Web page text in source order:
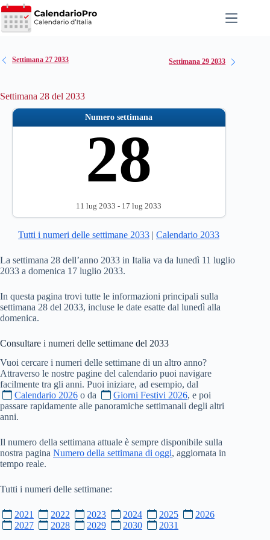
Salta
al
contenuto
Settimana 27 2033 Settimana 29 2033
Settimana 28 del 2033
Numero settimana
28
11 lug 2033 - 17 lug 2033
Tutti i numeri delle settimane 2033 |Calendario 2033
La settimana 28 dell’anno 2033 in Italia va da lunedì 11 luglio
2033 a domenica 17 luglio 2033.
In questa pagina trovi tutte le informazioni principali sulla
settimana 28 del 2033, incluse le date esatte dal lunedì alla
domenica.
Consultare i numeri delle settimane del 2033
Vuoi cercare i numeri delle settimane di un altro anno?
Attraverso le nostre pagine del calendario puoi navigare
facilmente tra gli anni. Puoi iniziare, ad esempio, dal
Calendario 2026 o da Giorni Festivi 2026, e poi
passare rapidamente alle panoramiche settimanali degli altri
anni.
Il numero della settimana attuale è sempre disponibile sulla
nostra pagina Numero della settimana di oggi, aggiornata in
tempo reale.
Tutti i numeri delle settimane:
2021 2022 2023 2024 2025
2026
2027
2028 2029 2030 2031